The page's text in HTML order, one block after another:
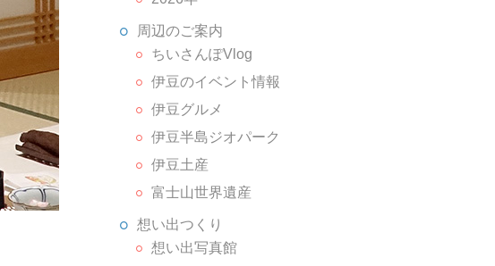
周辺のご案内
ちいさんぽVlog
伊豆のイベント情報
伊豆グルメ
伊豆半島ジオパーク
伊豆土産
富士山世界遺産
想い出つくり
想い出写真館